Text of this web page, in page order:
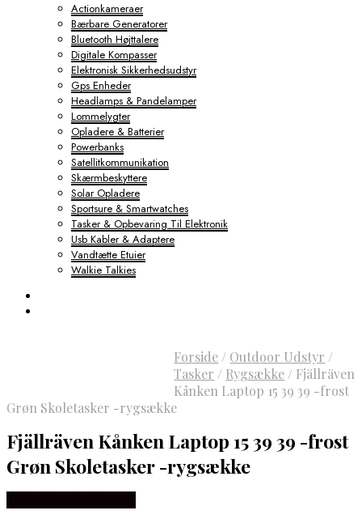
Actionkameraer
Bærbare Generatorer
Bluetooth Højttalere
Digitale Kompasser
Elektronisk Sikkerhedsudstyr
Gps Enheder
Headlamps & Pandelamper
Lommelygter
Opladere & Batterier
Powerbanks
Satellitkommunikation
Skærmbeskyttere
Solar Opladere
Sportsure & Smartwatches
Tasker & Opbevaring Til Elektronik
Usb Kabler & Adaptere
Vandtætte Etuier
Walkie Talkies
Forside / Outdoor Udstyr /
Tasker / Rygsække / Fjällräven
Kånken Laptop 15 39 39 -frost
Grøn Skoletasker -rygsække
Fjällräven Kånken Laptop 15 39 39 -frost
Grøn Skoletasker -rygsække